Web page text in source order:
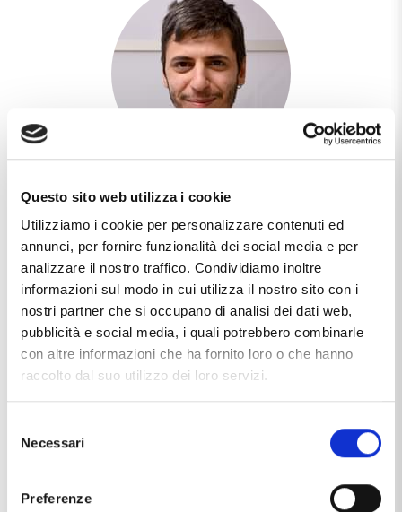
Questo sito web utilizza i cookie
Utilizziamo i cookie per personalizzare contenuti ed
annunci, per fornire funzionalità dei social media e per
analizzare il nostro traffico. Condividiamo inoltre
informazioni sul modo in cui utilizza il nostro sito con i
nostri partner che si occupano di analisi dei dati web,
pubblicità e social media, i quali potrebbero combinarle
con altre informazioni che ha fornito loro o che hanno
raccolto dal suo utilizzo dei loro servizi.
delNecessari
Preferenze
MANUEL